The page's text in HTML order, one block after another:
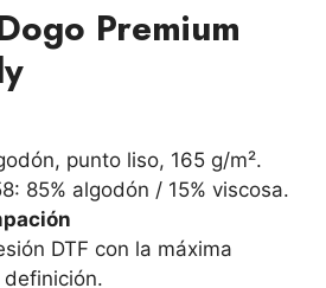
Premium
punto liso, 165 g/m².
85% algodón / 15% viscosa.
DTF con la máxima